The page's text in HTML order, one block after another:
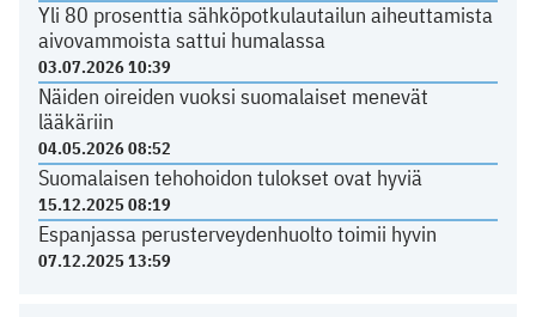
Yli 80 prosenttia sähköpotkulautailun aiheuttamista
aivovammoista sattui humalassa
03.07.2026 10:39
Näiden oireiden vuoksi suomalaiset menevät
lääkäriin
04.05.2026 08:52
Suomalaisen tehohoidon tulokset ovat hyviä
15.12.2025 08:19
Espanjassa perusterveydenhuolto toimii hyvin
07.12.2025 13:59